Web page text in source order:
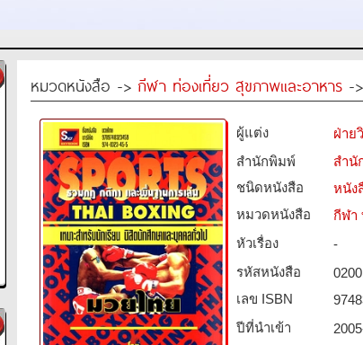
หมวดหนังสือ -> กีฬา ท่องเที่ยว สุขภาพและอาหาร -
ผู้แต่ง
ฝ่าย
สำนักพิมพ์
สำนั
ชนิดหนังสือ­
หนัง
หมวดหนังสือ­
กีฬา
หัวเรื่อง
-
รหัสหนังสือ­
เลข ISBN
ปีที่นำเข้า